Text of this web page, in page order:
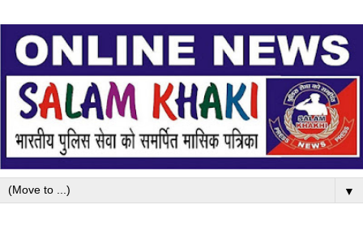
▼